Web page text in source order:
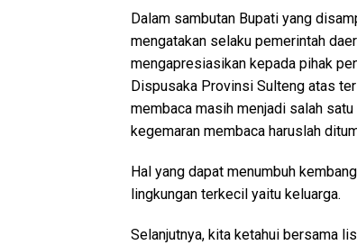
Dalam sambutan Bupati yang
mengatakan selaku pemerintah
mengapresiasikan kepada pihak
Dispusaka Provinsi Sulteng atas
membaca masih menjadi salah
kegemaran membaca haruslah
Hal yang dapat menumbuh
lingkungan terkecil yaitu keluarga.
Selanjutnya, kita ketahui bersama